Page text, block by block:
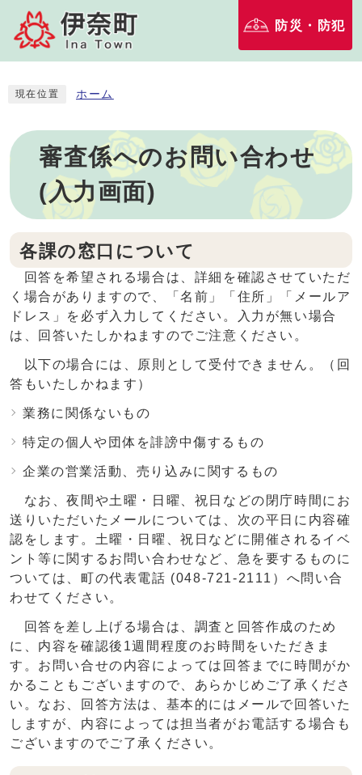
防災・防犯
現在位置 ホーム
審査係へのお問い合わせ
(入力画面)
各課の窓口について
回答を希望される場合は、詳細を確認させていただ
く場合がありますので、「名前」「住所」「メールア
ドレス」を必ず入力してください。入力が無い場合
は、回答いたしかねますのでご注意ください。
以下の場合には、原則として受付できません。（回
答もいたしかねます）
業務に関係ないもの
特定の個人や団体を誹謗中傷するもの
企業の営業活動、売り込みに関するもの
なお、夜間や土曜・日曜、祝日などの閉庁時間にお
送りいただいたメールについては、次の平日に内容確
認をします。土曜・日曜、祝日などに開催されるイベ
ント等に関するお問い合わせなど、急を要するものに
ついては、町の代表電話 (048-721-2111）へ問い合
わせてください。
回答を差し上げる場合は、調査と回答作成のため
に、内容を確認後1週間程度のお時間をいただきま
す。お問い合せの内容によっては回答までに時間がか
かることもございますので、あらかじめご了承くださ
い。なお、回答方法は、基本的にはメールで回答いた
しますが、内容によっては担当者がお電話する場合も
ございますのでご了承ください。